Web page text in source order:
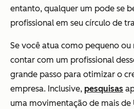
entanto, qualquer um pode se
profissional em seu círculo de
Se você atua como pequeno
contar com um profissional
grande passo para otimizar o
empresa. Inclusive, pesquisas
uma movimentação de mais de